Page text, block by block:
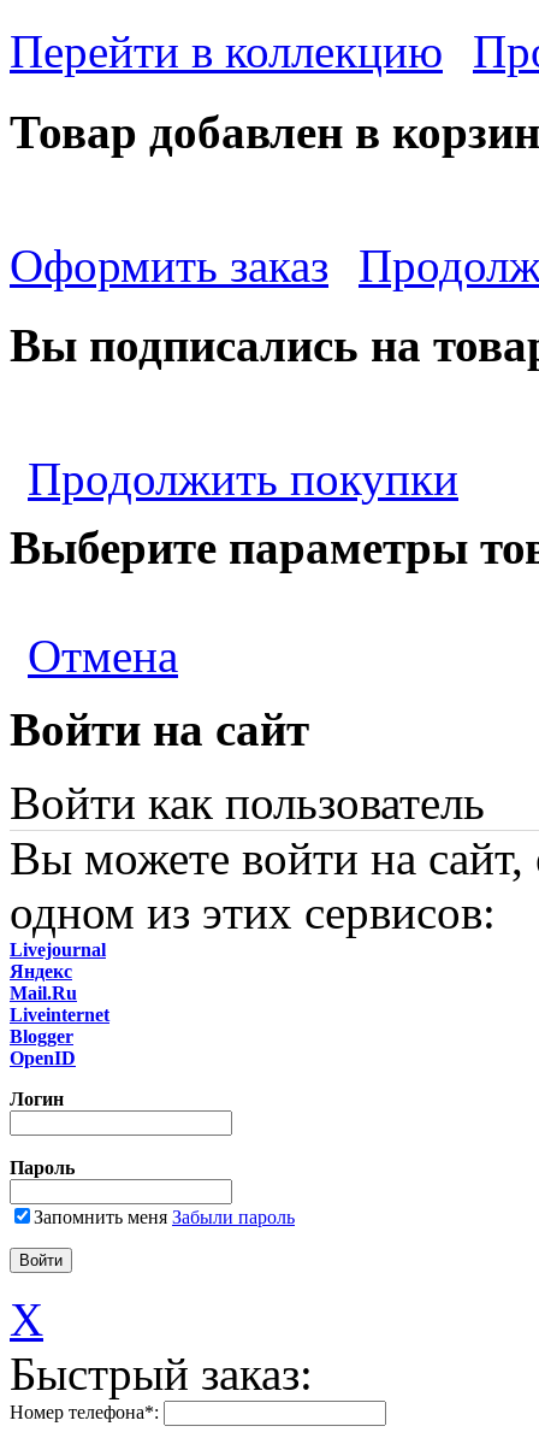
Перейти в коллекцию
Товар добавлен в
Оформить заказ
Вы подписались на
Продолжить покупки
Выберите параметры
Отмена
Войти на сайт
Войти как пользователь
Вы можете войти на сайт,
одном из этих сервисов:
Livejournal
Яндекс
Mail.Ru
Liveinternet
Blogger
OpenID
Логин
Пароль
Запомнить меня Забыли пароль
X
Быстрый заказ:
Номер телефона*: